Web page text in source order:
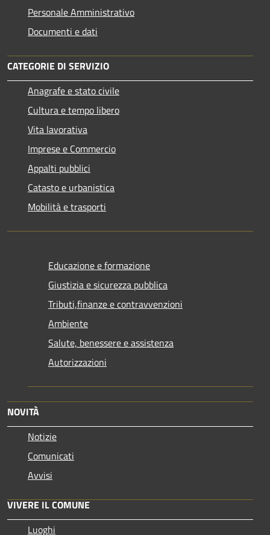
Personale Amministrativo
Documenti e dati
CATEGORIE DI SERVIZIO
Anagrafe e stato civile
Cultura e tempo libero
Vita lavorativa
Imprese e Commercio
Appalti pubblici
Catasto e urbanistica
Mobilità e trasporti
Educazione e formazione
Giustizia e sicurezza pubblica
Tributi,finanze e contravvenzioni
Ambiente
Salute, benessere e assistenza
Autorizzazioni
NOVITÀ
Notizie
Comunicati
Avvisi
VIVERE IL COMUNE
Luoghi